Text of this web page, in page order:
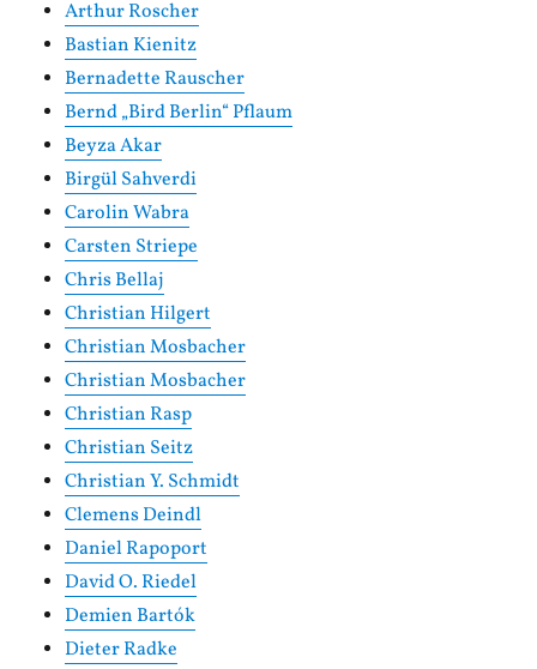
Arthur Roscher
Bastian Kienitz
Bernadette Rauscher
Bernd „Bird Berlin“ Pflaum
Beyza Akar
Birgül Sahverdi
Carolin Wabra
Carsten Striepe
Chris Bellaj
Christian Hilgert
Christian Mosbacher
Christian Mosbacher
Christian Rasp
Christian Seitz
Christian Y. Schmidt
Clemens Deindl
Daniel Rapoport
David O. Riedel
Demien Bartók
Dieter Radke